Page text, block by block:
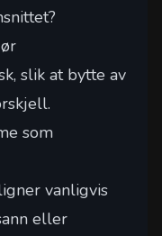
slik at bytte av
som
vanligvis
eller